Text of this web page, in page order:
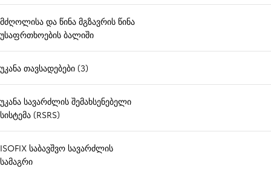
მძღოლისა და წინა მგზავრის წინა
უსაფრთხოების ბალიში
უკანა თავსადებები (3)
უკანა სავარძლის შემახსენებელი
სისტემა (RSRS)
ISOFIX საბავშვო სავარძლის
სამაგრი